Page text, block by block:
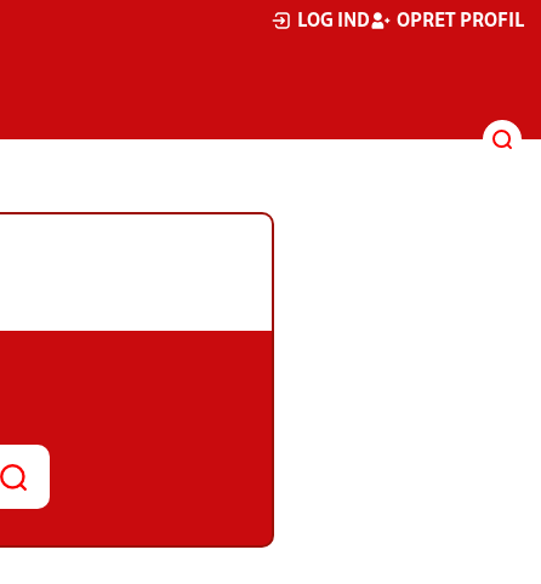
LOG IND OPRET PROFIL